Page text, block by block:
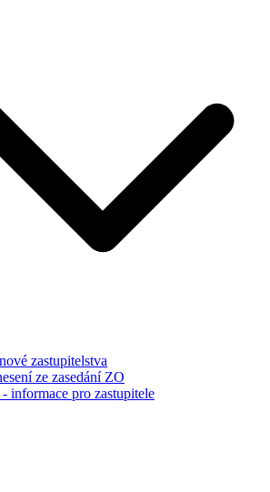
zastupitelstva
ze zasedání ZO
informace pro zastupitele